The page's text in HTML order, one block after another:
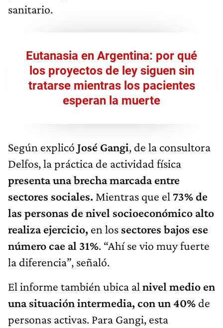
sanitario.
Eutanasia en Argentina: por qué
los proyectos de ley siguen sin
tratarse mientras los pacientes
esperan la muerte
Según explicó José Gangi, de la consultora
Delfos, la práctica de actividad física
presenta una brecha marcada entre
sectores sociales. Mientras que el 73% de
las personas de nivel socioeconómico alto
realiza ejercicio, en los sectores bajos ese
número cae al 31%. “Ahí se vio muy fuerte
la diferencia”, señaló.
El informe también ubica al nivel medio en
una situación intermedia, con un 40% de
personas activas. Para Gangi, esta